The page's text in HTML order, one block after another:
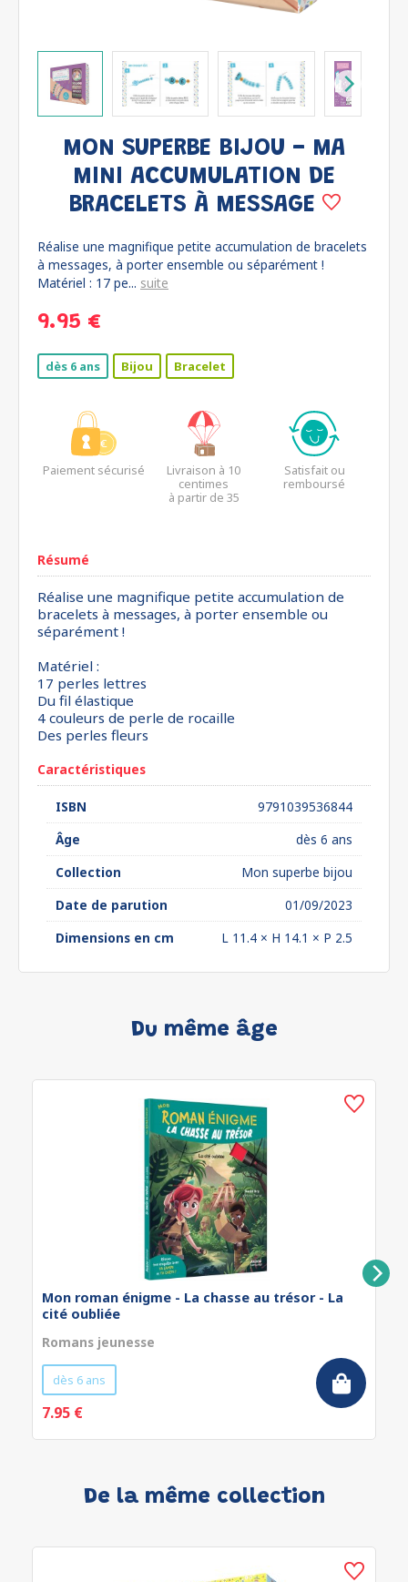
MON SUPERBE BIJOU - MA
MINI ACCUMULATION DE
BRACELETS À MESSAGE
Réalise une magnifique petite accumulation de bracelets
à messages, à porter ensemble ou séparément !
Matériel : 17 pe... suite
9.95 €
dès 6 ans Bijou Bracelet
Paiement sécurisé
Livraison à 10
centimes
à partir de 35
Satisfait ou
remboursé
Résumé
Réalise une magnifique petite accumulation de
bracelets à messages, à porter ensemble ou
séparément !
Matériel :
17 perles lettres
Du fil élastique
4 couleurs de perle de rocaille
Des perles fleurs
Caractéristiques
ISBN
9791039536844
Âge
dès 6 ans
Collection
Mon superbe bijou
Date de parution
01/09/2023
Dimensions en cm
L 11.4 × H 14.1 × P 2.5
Du même âge
Mon roman énigme - La chasse au trésor - La
cité oubliée
Romans jeunesse
dès 6 ans
7.95 €
De la même collection